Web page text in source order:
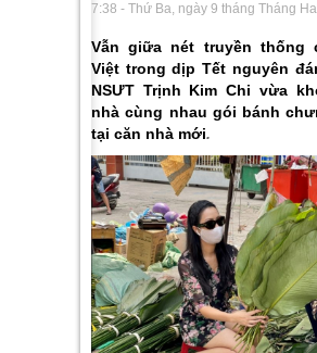
7:38 - Thứ Ba, ngày 9 tháng Tháng
Vẫn giữa nét truyền thống
Việt trong dịp Tết nguyên
NSƯT Trịnh Kim Chi vừa
nhà cùng nhau gói bánh
tại căn nhà mới.